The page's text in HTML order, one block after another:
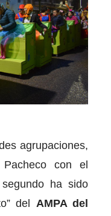
agrupaciones,
con el
ha sido
del AMPA del